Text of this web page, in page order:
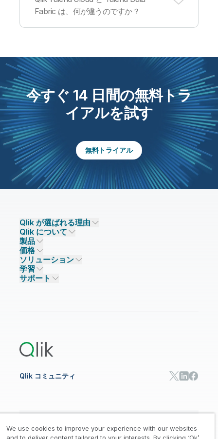
なデータソースとデータ変換機能も含まれていま
す。詳細は、機能比較一覧をご確認ください。
タと分析の安全性を確保します。さらに、Qlik
Cloud および基盤インフラには、さまざまなセキ
ユーザーを追加できますか？
」をご確認くださ
い。
Fabric は、何が違うのですか？
に構築されています。Qlik と Talend の両方の機
能を搭載し、データ統合・データ品質・ガバナン
スを包括的に実現する単一のソリューションで
す。Talend Data Fabric は、データの統合・整合
性・品質を単一の環境で提供するクライアントマ
ネージドソリューションです。
今すぐ 14 日間の無料トラ
イアルを試す
無料トライアル
Qlik が選ばれる理由
Qlik が選ばれる理由
信頼とセキュリティ
信頼とプライバシー
信頼と AI
主なテクノロジーパートナー
データソースとターゲット
Qlik について
企業情報
採用情報
ニュースルーム
事業所 / 連絡先
製品
データ統合とデータ品質
Qlik Talend
Qlik Talend Cloud
Talend Data Fabric
価格
データ統合
データ分析
AI / 機械学習
ソリューション
ソリューションパートナー
パートナー検索
学習
イベント
サポート
Qlik コミュニティ
We use cookies to improve your experience with our websites
and to deliver content tailored to your interests. By clicking ‘Ok’,